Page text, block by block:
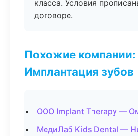
класса. Условия
договоре.
Похожие компании:
Имплантация зубов
ООО Implant Therapy —
МедиЛаб Kids Dental —